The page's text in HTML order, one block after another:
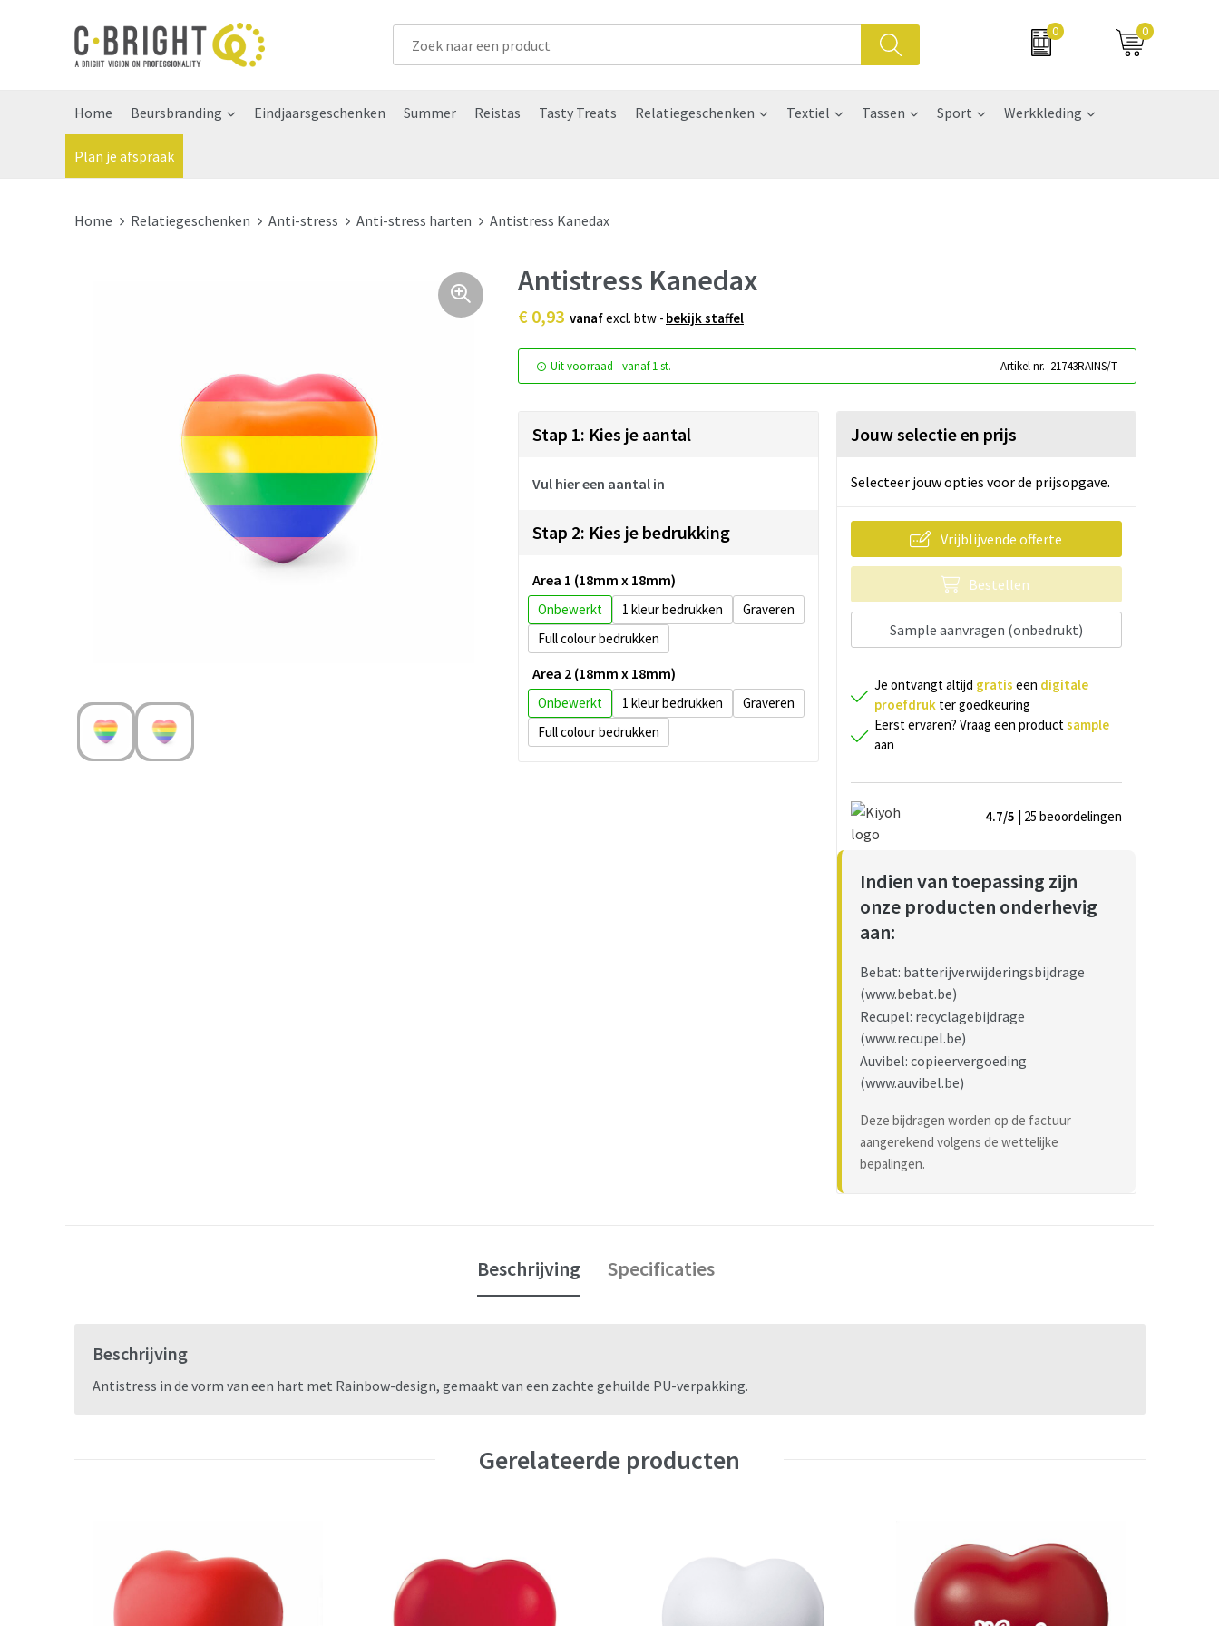
0 0
Home Beursbranding Eindjaarsgeschenken Summer Reistas Tasty Treats Relatiegeschenken Textiel Tassen Sport Werkkleding
Plan je afspraak
Home Relatiegeschenken Anti-stress Anti-stress harten Antistress Kanedax
Antistress Kanedax
€ 0,93 vanafexcl. btw - bekijk staffel
Uit voorraad -vanaf1 st. Artikel nr. 21743RAINS/T
Stap 1: Kies je aantal
Vul hier een aantal in
Stap 2: Kies je bedrukking
Area 1 (18mm x 18mm)
Onbewerkt 1
Graveren
Full colour
Area 2 (18mm x 18mm)
Onbewerkt 1
Graveren
Full colour
Jouw selectie en prijs
Selecteer jouw opties voor de prijsopgave.
Vrijblijvende offerte
Bestellen
Sample aanvragen (onbedrukt)
Je ontvangt altijd gratis een digitale
proefdrukter goedkeuring
Eerst ervaren? Vraag een productsample
aan
4.7/5 | 25 beoordelingen
Indien van toepassing zijn
onze producten onderhevig
aan:
Bebat: batterijverwijderingsbijdrage
(www.bebat.be)
Recupel: recyclagebijdrage
(www.recupel.be)
Auvibel: copieervergoeding
(www.auvibel.be)
Deze bijdragen worden op de factuur
aangerekend volgens de wettelijke
bepalingen.
Beschrijving Specificaties
Beschrijving
Antistress in de vorm van een hart met Rainbow-design, gemaakt van een zachte gehuilde PU-verpakking.
Gerelateerde producten